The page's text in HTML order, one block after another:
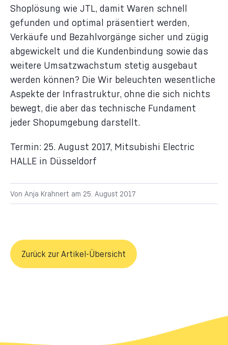
Shoplösung wie JTL, damit Waren schnell
gefunden und optimal präsentiert werden,
Verkäufe und Bezahlvorgänge sicher und zügig
abgewickelt und die Kundenbindung sowie das
weitere Umsatzwachstum stetig ausgebaut
werden können? Die Wir beleuchten wesentliche
Aspekte der Infrastruktur, ohne die sich nichts
bewegt, die aber das technische Fundament
jeder Shopumgebung darstellt.
Termin: 25. August 2017, Mitsubishi Electric
HALLE in Düsseldorf
Von Anja Krahnert am 25. August 2017
Zurück zur Artikel-Übersicht